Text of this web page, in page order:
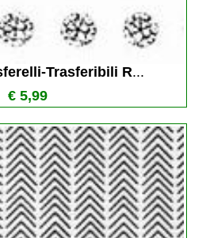
Trasferibili R...
€ 5,99